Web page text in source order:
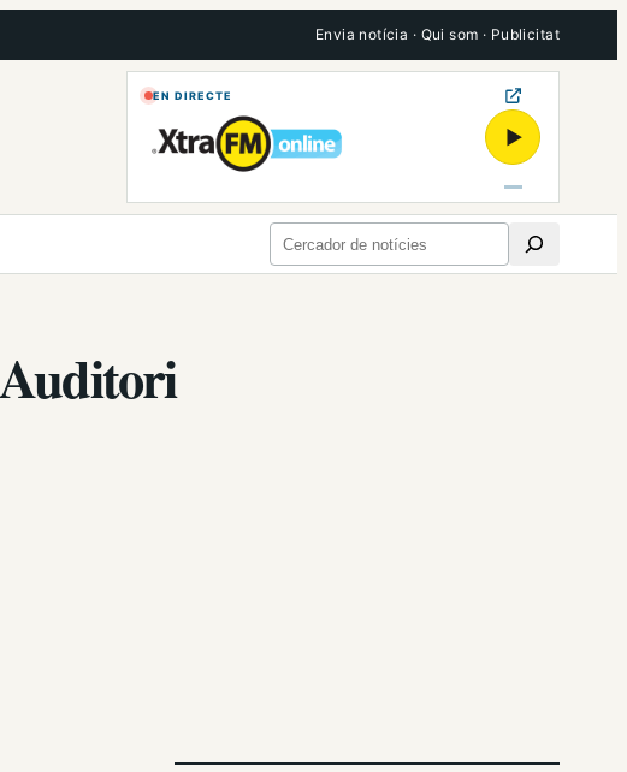
Envia notícia · Qui som · Publicitat
EN DIRECTE
▶
Cerca